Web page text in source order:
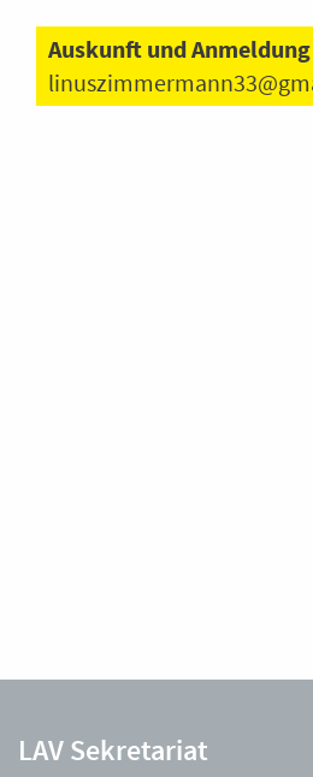
Auskunft und Anmeldung
LAV Sekretariat